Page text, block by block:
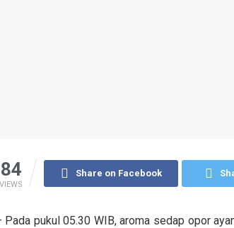
84
VIEWS
Share on Facebook
Pada pukul 05.30 WIB, aroma sedap opor